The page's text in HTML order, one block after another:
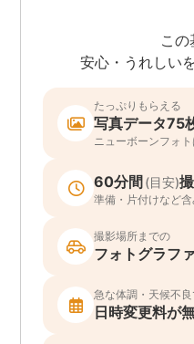
この
安心・うれしい
たっぷりもらえる
写真データ75
ニューボーンフォ
60分間(目安)
準備・片付けなど
撮影場所までの
フォトグラフ
急な体調・天候不
日時変更料が